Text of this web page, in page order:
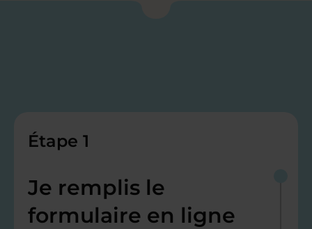
Étape 1
Je remplis le
formulaire en ligne